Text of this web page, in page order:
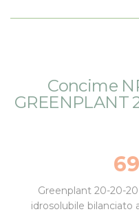
fine
della
Concime
GREENPLANT
Greenplant 20-20-
idrosolubile bilanciato